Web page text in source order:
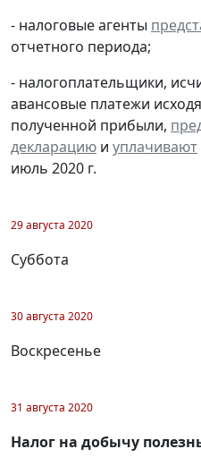
- налоговые агенты
отчетного периода;
- налогоплательщики,
авансовые платежи
полученной прибыли,
декларацию и уплачивают
июль 2020 г.
29 августа 2020
Суббота
30 августа 2020
Воскресенье
31 августа 2020
Налог на добычу